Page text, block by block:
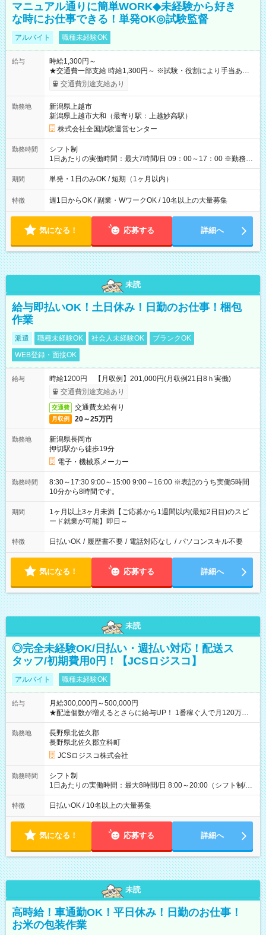
マニュアル通りに簡単WORK◆未経験から好き
な時にお仕事できる！単発OK◎試験監督
アルバイト 職種未経験OK
給与
時給1,300円～
★交通費一部支給 時給1,300円～ ※試験・役割により手当あり
※勤務回数により昇給あり 【即給（前払い）オプションあ
り！】 希望される場合、勤務から1週間ほどで給与の一部を受け
例】 ・河合塾模擬試験 8:30～17:30（休憩1時間） 時給1,300円
×8時間＝日収10,400円＋交通費 ※当日の役割により時給＋100
円の場合あり ・国家試験 7:00～13:30（休憩なし） 時給1,300
円（役割手当＋100円）×6時間＝日収8,400円＋交通費 【試用期
間】試用期間なし
交通費別途支給あり
勤務地
新潟県上越市
新潟県上越市大和（最寄り駅：上越妙高駅）
株式会社全国試験運営センター
勤務時間
シフト制
1日あたりの実働時間：最大7時間/日 09：00～17：00 ※勤務時
間は 試験により異なります。
期間 単発・1日のみOK / 短期（1ヶ月以内）
特徴 週1日からOK / 副業・WワークOK / 10名以上の大量募集
気になる！ 応募する 詳細へ
未読
給与即払いOK！土日休み！日勤のお仕事！梱包
作業
派遣 職種未経験OK 社会人未経験OK
ブランクOK
WEB登録・面接OK
給与
時給1200円 【月収例】201,000円(月収例21日8ｈ実働)
交通費別途支給あり
交通費 交通費支給有り
月収例 20～25万円
勤務地
新潟県長岡市
押切駅から徒歩19分
電子・機械系メーカー
勤務時間
8:30～17:30 9:00～15:00 9:00～16:00 ※表記のうち実働5時間
10分から8時間です。
期間
1ヶ月以上3ヶ月未満【ご応募から1週間以内(最短2日目)のスピ
ード就業が可能】即日～
特徴 日払いOK / 履歴書不要 / 電話対応なし / パソコンスキル不要
気になる！ 応募する 詳細へ
未読
◎完全未経験OK/日払い・週払い対応！配送ス
タッフ/初期費用0円！【JCSロジスコ】
アルバイト 職種未経験OK
給与
月給300,000円～500,000円
★配達個数が増えるとさらに給与UP！ 1番稼ぐ人で月120万ほ
ど！ ・主要都市エリア 月収55万円／週5日稼働 月収65万~112
万円／週6日稼働 ・地方郊外エリア 月収40万円／週5日稼働 月
収40万円~50万円／週6日稼働 ＜モデルイメージ＞ ■月収50万
円 (27歳男性/江東区在住)※元建築関係 1日150個配達×25日勤務
(日休み) ■月収80万円(43歳男性/墨田区在住)※元営業 1日200個
勤務地
長野県北佐久郡
長野県北佐久郡立科町
JCSロジスコ株式会社
勤務時間
シフト制
1日あたりの実働時間：最大8時間/日 8:00～20:00（シフト制/実
働8時間） ※週5日勤務（場所次第では週4も有り） ※配達状況
によって時間外での勤務可能性有り ※案件により多少の前後あ
特徴 日払いOK / 10名以上の大量募集
気になる！ 応募する 詳細へ
未読
高時給！車通勤OK！平日休み！日勤のお仕事！
お米の包装作業